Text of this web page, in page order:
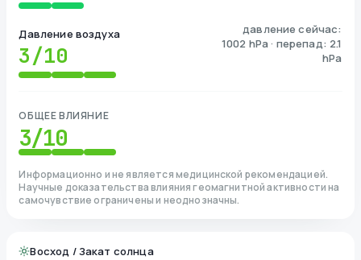
Давление воздуха
3/10
давление сейчас:
1002 hPa · перепад: 2.1
hPa
ОБЩЕЕ ВЛИЯНИЕ
3/10
Информационно и не является медицинской рекомендацией.
Научные доказательства влияния геомагнитной активности на
самочувствие ограничены и неоднозначны.
Восход / Закат солнца